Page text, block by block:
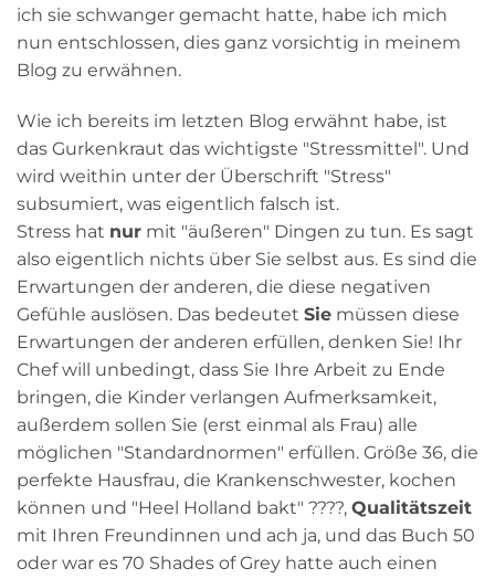
ich sie schwanger gemacht hatte, habe ich mich
nun entschlossen, dies ganz vorsichtig in meinem
Blog zu erwähnen.
Wie ich bereits im letzten Blog erwähnt habe, ist
das Gurkenkraut das wichtigste "Stressmittel". Und
wird weithin unter der Überschrift "Stress"
subsumiert, was eigentlich falsch ist.
Stress hat nur mit "äußeren" Dingen zu tun. Es sagt
also eigentlich nichts über Sie selbst aus. Es sind die
Erwartungen der anderen, die diese negativen
Gefühle auslösen. Das bedeutet Sie müssen diese
Erwartungen der anderen erfüllen, denken Sie! Ihr
Chef will unbedingt, dass Sie Ihre Arbeit zu Ende
bringen, die Kinder verlangen Aufmerksamkeit,
außerdem sollen Sie (erst einmal als Frau) alle
möglichen "Standardnormen" erfüllen. Größe 36, die
perfekte Hausfrau, die Krankenschwester, kochen
können und "Heel Holland bakt" ????, Qualitätszeit
mit Ihren Freundinnen und ach ja, und das Buch 50
oder war es 70 Shades of Grey hatte auch einen